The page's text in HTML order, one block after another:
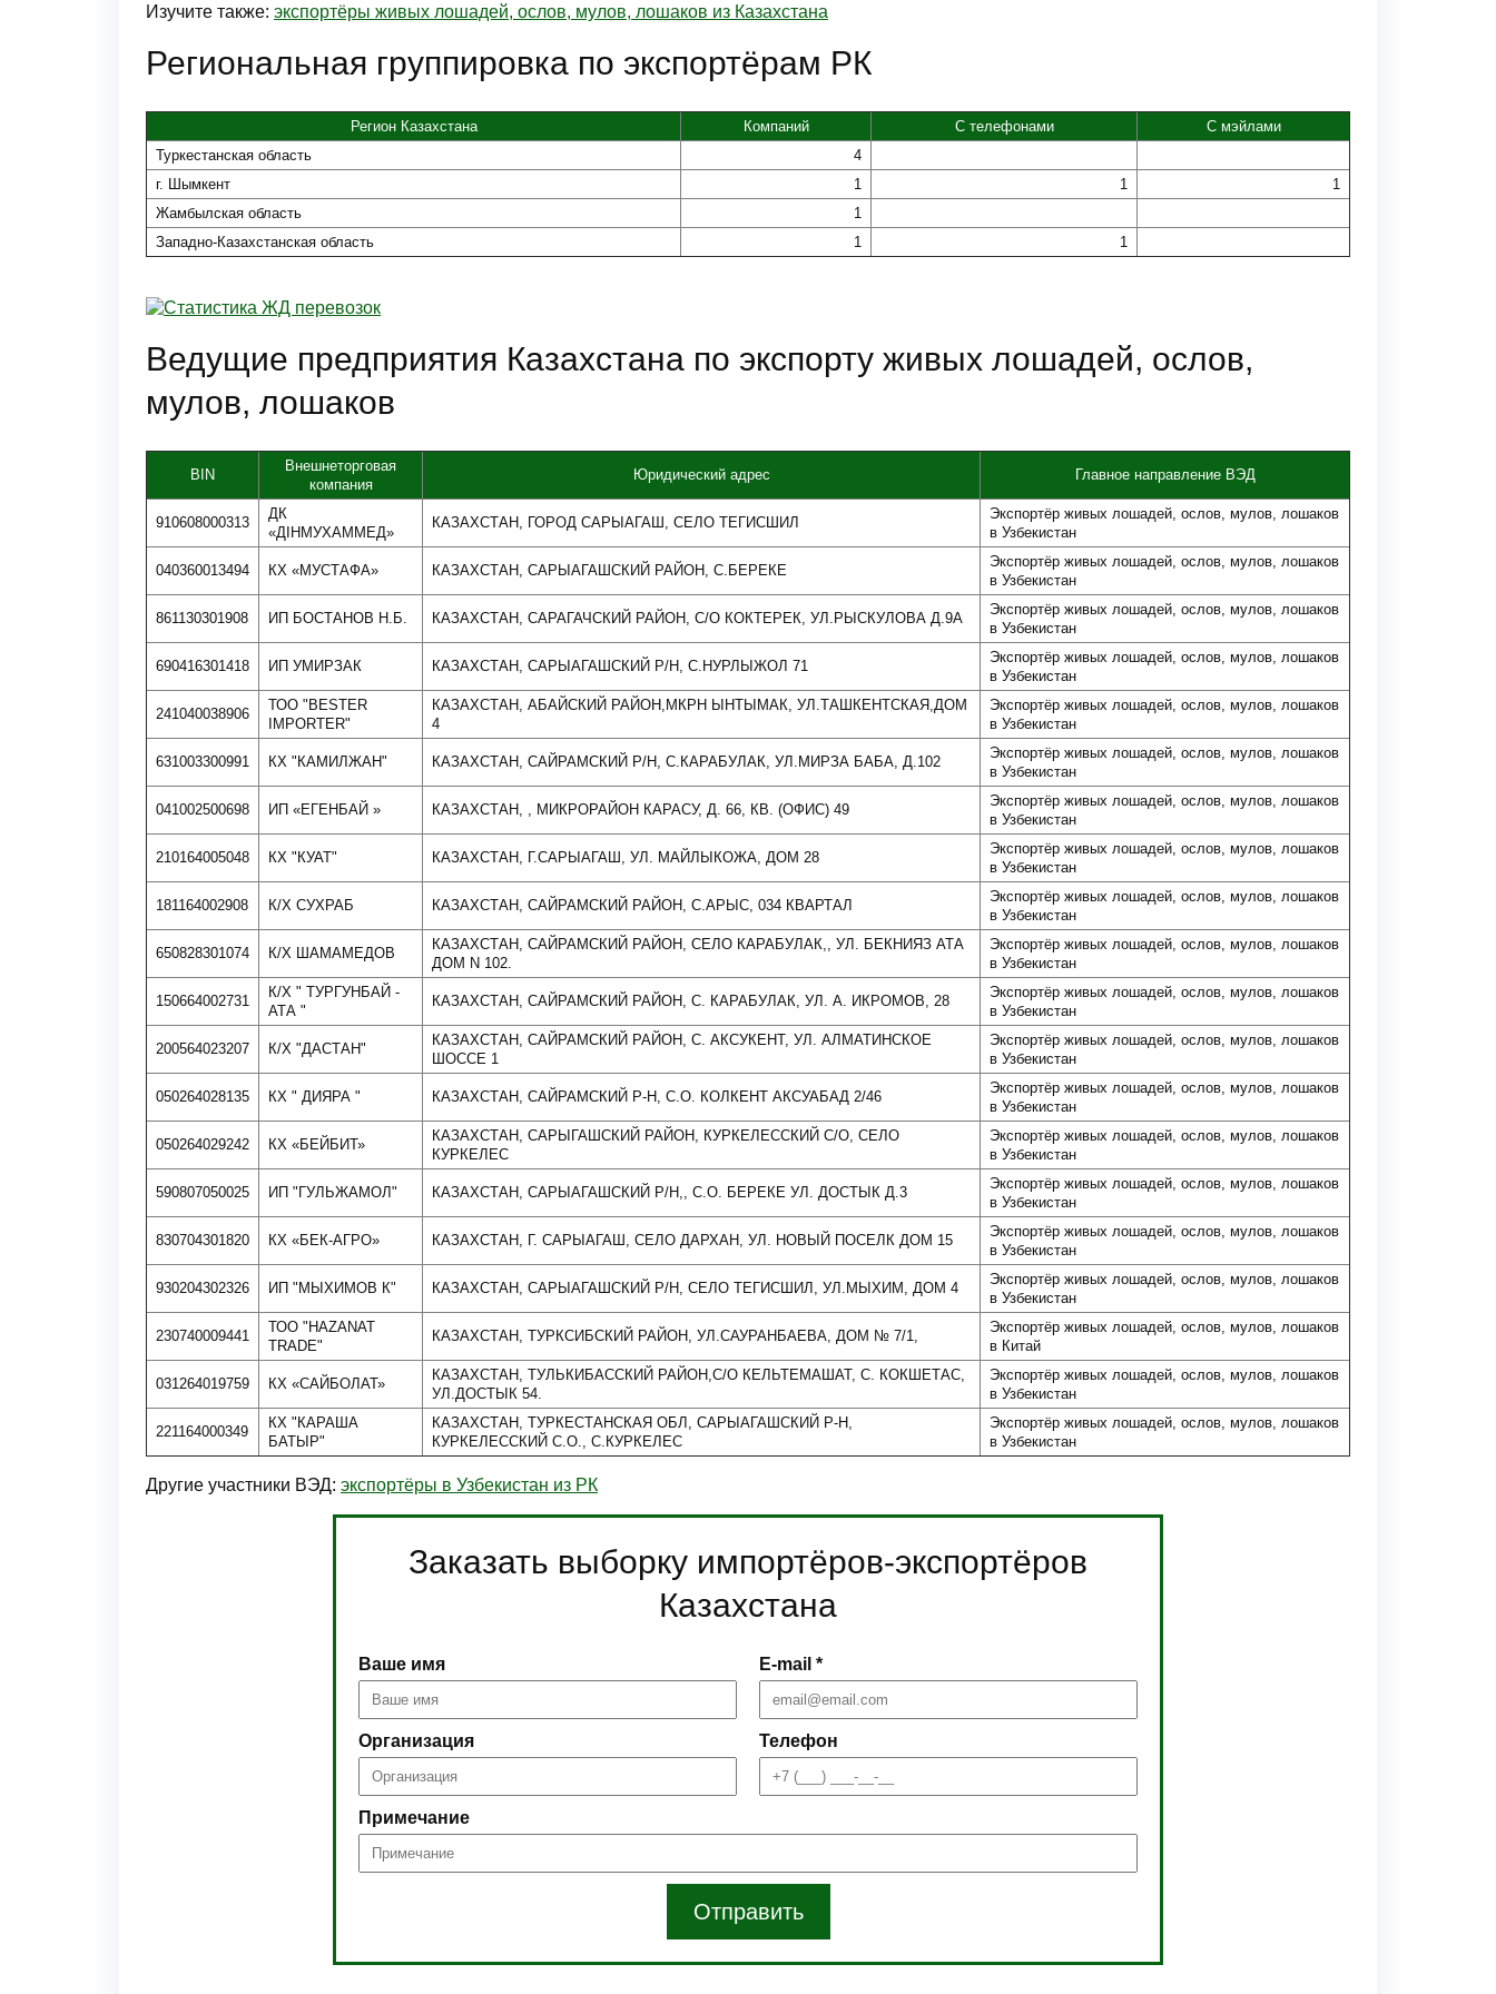
Изучите также: экспортёры живых лошадей, ослов, мулов, лошаков из Казахстана
Региональная группировка по экспортёрам РК
Регион Казахстана Компаний С телефонами
С мэйлами
Туркестанская область
4
г. Шымкент
1 1
1
Жамбылская область
1
Западно-Казахстанская область
1 1
Ведущие предприятия Казахстана по экспорту живых лошадей, ослов,
мулов, лошаков
BIN
Внешнеторговая
компания
Юридический адрес Главное направление ВЭД
910608000313
ДК
«ДІНМУХАММЕД»
КАЗАХСТАН, ГОРОД САРЫАГАШ, СЕЛО ТЕГИСШИЛ
Экспортёр живых лошадей, ослов, мулов, лошаков
в Узбекистан
040360013494 КХ «МУСТАФА» КАЗАХСТАН, САРЫАГАШСКИЙ РАЙОН, С.БЕРЕКЕ
Экспортёр живых лошадей, ослов, мулов, лошаков
в Узбекистан
861130301908 ИП БОСТАНОВ Н.Б. КАЗАХСТАН, САРАГАЧСКИЙ РАЙОН, С/О КОКТЕРЕК, УЛ.РЫСКУЛОВА Д.9А
Экспортёр живых лошадей, ослов, мулов, лошаков
в Узбекистан
690416301418 ИП УМИРЗАК КАЗАХСТАН, САРЫАГАШСКИЙ Р/Н, С.НУРЛЫЖОЛ 71
Экспортёр живых лошадей, ослов, мулов, лошаков
в Узбекистан
241040038906
ТОО "BESTER
IMPORTER"
КАЗАХСТАН, АБАЙСКИЙ РАЙОН,МКРН ЫНТЫМАК, УЛ.ТАШКЕНТСКАЯ,ДОМ
4
Экспортёр живых лошадей, ослов, мулов, лошаков
в Узбекистан
631003300991 КХ "КАМИЛЖАН" КАЗАХСТАН, САЙРАМСКИЙ Р/Н, С.КАРАБУЛАК, УЛ.МИРЗА БАБА, Д.102
Экспортёр живых лошадей, ослов, мулов, лошаков
в Узбекистан
041002500698 ИП «ЕГЕНБАЙ » КАЗАХСТАН, , МИКРОРАЙОН КАРАСУ, Д. 66, КВ. (ОФИС) 49
Экспортёр живых лошадей, ослов, мулов, лошаков
в Узбекистан
210164005048 КХ "КУАТ" КАЗАХСТАН, Г.САРЫАГАШ, УЛ. МАЙЛЫКОЖА, ДОМ 28
Экспортёр живых лошадей, ослов, мулов, лошаков
в Узбекистан
181164002908 К/Х СУХРАБ КАЗАХСТАН, САЙРАМСКИЙ РАЙОН, С.АРЫС, 034 КВАРТАЛ
Экспортёр живых лошадей, ослов, мулов, лошаков
в Узбекистан
650828301074 К/Х ШАМАМЕДОВ
КАЗАХСТАН, САЙРАМСКИЙ РАЙОН, СЕЛО КАРАБУЛАК,, УЛ. БЕКНИЯЗ АТА
ДОМ N 102.
Экспортёр живых лошадей, ослов, мулов, лошаков
в Узбекистан
150664002731
К/Х " ТУРГУНБАЙ -
АТА "
КАЗАХСТАН, САЙРАМСКИЙ РАЙОН, С. КАРАБУЛАК, УЛ. А. ИКРОМОВ, 28
Экспортёр живых лошадей, ослов, мулов, лошаков
в Узбекистан
200564023207 К/Х "ДАСТАН"
КАЗАХСТАН, САЙРАМСКИЙ РАЙОН, С. АКСУКЕНТ, УЛ. АЛМАТИНСКОЕ
ШОССЕ 1
Экспортёр живых лошадей, ослов, мулов, лошаков
в Узбекистан
050264028135 КХ " ДИЯРА " КАЗАХСТАН, САЙРАМСКИЙ Р-Н, С.О. КОЛКЕНТ АКСУАБАД 2/46
Экспортёр живых лошадей, ослов, мулов, лошаков
в Узбекистан
050264029242 КХ «БЕЙБИТ»
КАЗАХСТАН, САРЫГАШСКИЙ РАЙОН, КУРКЕЛЕССКИЙ С/О, СЕЛО
КУРКЕЛЕС
Экспортёр живых лошадей, ослов, мулов, лошаков
в Узбекистан
590807050025 ИП "ГУЛЬЖАМОЛ" КАЗАХСТАН, САРЫАГАШСКИЙ Р/Н,, С.О. БЕРЕКЕ УЛ. ДОСТЫК Д.3
Экспортёр живых лошадей, ослов, мулов, лошаков
в Узбекистан
830704301820 КХ «БЕК-АГРО» КАЗАХСТАН, Г. САРЫАГАШ, СЕЛО ДАРХАН, УЛ. НОВЫЙ ПОСЕЛК ДОМ 15
Экспортёр живых лошадей, ослов, мулов, лошаков
в Узбекистан
930204302326 ИП "МЫХИМОВ К" КАЗАХСТАН, САРЫАГАШСКИЙ Р/Н, СЕЛО ТЕГИСШИЛ, УЛ.МЫХИМ, ДОМ 4
Экспортёр живых лошадей, ослов, мулов, лошаков
в Узбекистан
230740009441
ТОО "HAZANAT
TRADE"
КАЗАХСТАН, ТУРКСИБСКИЙ РАЙОН, УЛ.САУРАНБАЕВА, ДОМ № 7/1,
Экспортёр живых лошадей, ослов, мулов, лошаков
в Китай
031264019759 КХ «САЙБОЛАТ»
КАЗАХСТАН, ТУЛЬКИБАССКИЙ РАЙОН,С/О КЕЛЬТЕМАШАТ, С. КОКШЕТАС,
УЛ.ДОСТЫК 54.
Экспортёр живых лошадей, ослов, мулов, лошаков
в Узбекистан
221164000349
КХ "КАРАША
БАТЫР"
КАЗАХСТАН, ТУРКЕСТАНСКАЯ ОБЛ, САРЫАГАШСКИЙ Р-Н,
КУРКЕЛЕССКИЙ С.О., С.КУРКЕЛЕС
Экспортёр живых лошадей, ослов, мулов, лошаков
в Узбекистан
Другие участники ВЭД: экспортёры в Узбекистан из РК
Заказать выборку импортёров-экспортёров
Казахстана
Ваше имя E-mail *
Организация Телефон
Примечание
Отправить